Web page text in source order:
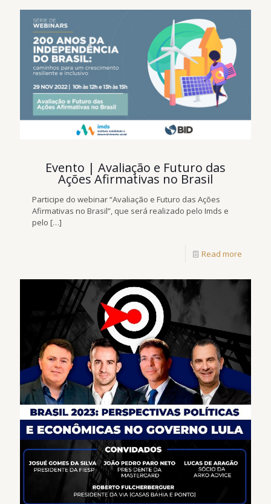
Evento | Avaliação e Futuro das
Ações Afirmativas no Brasil
Participe do webinar “Avaliação e Futuro das Ações
Afirmativas no Brasil”, que será realizado pelo Imds e
pelo […]
Read more